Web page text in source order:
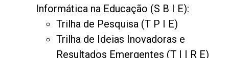
Informática na Educação (S B I E):
Trilha de Pesquisa (T P I E)
Trilha de Ideias Inovadoras e
Resultados Emergentes (T I I R E)